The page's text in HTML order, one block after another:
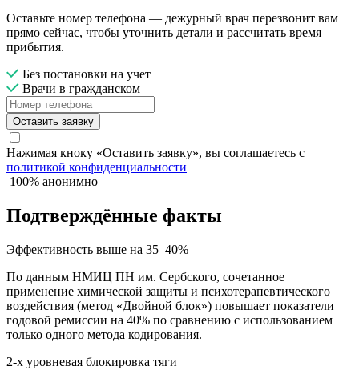
Оставьте номер телефона — дежурный врач перезвонит вам
прямо сейчас, чтобы уточнить детали и рассчитать время
прибытия.
Без постановки на учет
Врачи в гражданском
Оставить заявку
Нажимая кноку «Оставить заявку», вы соглашаетесь с
политикой конфиденциальности
100% анонимно
Подтверждённые факты
Эффективность выше на 35–40%
По данным НМИЦ ПН им. Сербского, сочетанное
применение химической защиты и психотерапевтического
воздействия (метод «Двойной блок») повышает показатели
годовой ремиссии на 40% по сравнению с использованием
только одного метода кодирования.
2-х уровневая блокировка тяги